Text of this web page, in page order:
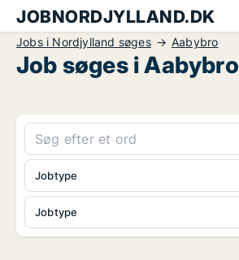
JOBNORDJYLLAND.DK
Jobs i Nordjylland søges Aabybro
Job søges i Aabybro
Jobtype
Jobtype